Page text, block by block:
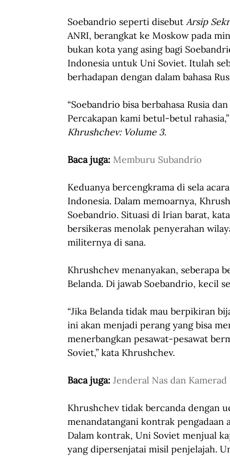
Soebandrio seperti disebut Arsip
ANRI, berangkat ke Moskow pada
bukan kota yang asing bagi
Indonesia untuk Uni Soviet. Itulah
berhadapan dengan dalam bahasa
“Soebandrio bisa berbahasa Rusia
Percakapan kami betul-betul
Khrushchev: Volume 3.
Baca juga: Memburu Subandrio
Keduanya bercengkrama di sela
Indonesia. Dalam memoarnya,
Soebandrio. Situasi di Irian barat,
bersikeras menolak penyerahan
militernya di sana.
Khrushchev menanyakan, seberapa
Belanda. Di jawab Soebandrio, kecil
“Jika Belanda tidak mau berpikiran
ini akan menjadi perang yang bisa
menerbangkan pesawat-pesawat
Soviet,” kata Khrushchev.
Baca juga: Jenderal Nas dan
Khrushchev tidak bercanda dengan
menandatangani kontrak pengadaan
Dalam kontrak, Uni Soviet menjual
yang dipersenjatai misil penjelajah.